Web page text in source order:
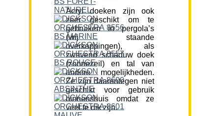
Acryl doeken zijn ook
zeer geschikt om te
gebruiken in pergola’s
(vrij staande
overkappingen), als
zwevend schaduw doek
(zonnezeil) en tal van
andere mogelijkheden.
Ze zijn daarentegen niet
geschikt voor gebruik
binnenshuis omdat ze
veel te dik zijn.